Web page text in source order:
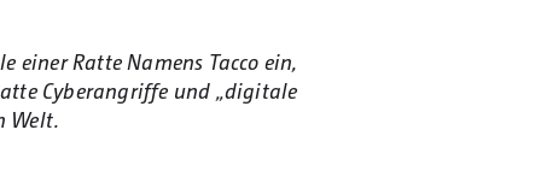
einer Ratte Namens Tacco ein,
Cyberangriffe und „digitale
Welt.